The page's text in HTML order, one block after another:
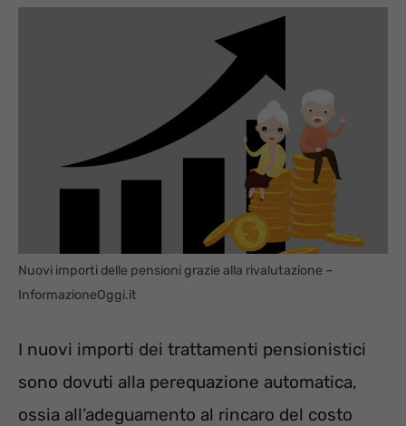
Nuovi importi delle pensioni grazie alla rivalutazione –
InformazioneOggi.it
I nuovi importi dei trattamenti pensionistici
sono dovuti alla perequazione automatica,
ossia all’adeguamento al rincaro del costo